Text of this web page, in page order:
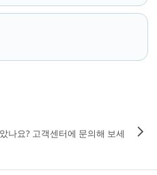
나요? 고객센터에 문의해 보세